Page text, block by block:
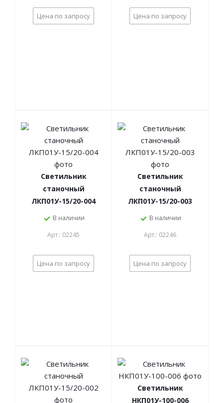
Цена по запросу Цена по запросу
Светильник
станочный
ЛКП01У-15/20-004
В наличии
Арт.: 02245
Цена по запросу
Светильник
станочный
ЛКП01У-15/20-003
В наличии
Арт.: 02246
Цена по запросу
Светильник
НКП01У-100-006